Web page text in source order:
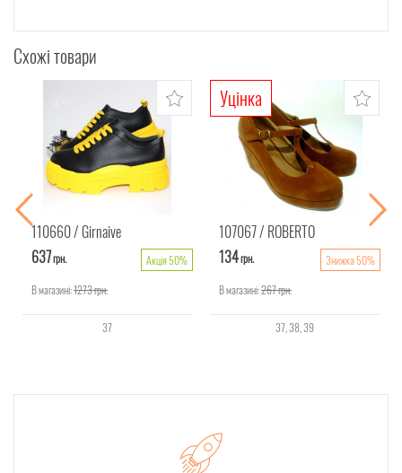
Схожі товари
110660 Girnaive
637грн.
Акція 50%
В магазині:1273грн.
37
Уцінка
107067 ROBERTO
134грн.
Знижка 50%
В магазині:267грн.
37 38 39